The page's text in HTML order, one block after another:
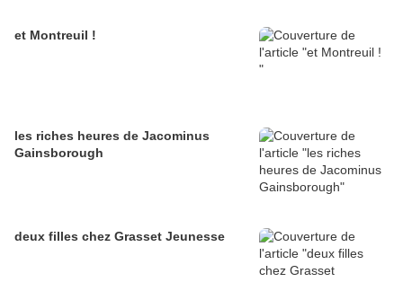
et Montreuil !
les riches heures de Jacominus
Gainsborough
deux filles chez Grasset Jeunesse